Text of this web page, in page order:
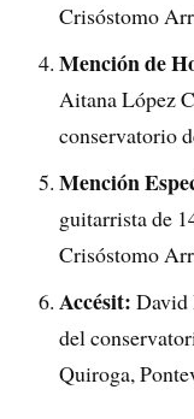
Crisóstomo
Mención de
Aitana López
conservatorio
Mención
guitarrista de
Crisóstomo
Accésit:David
del
Quiroga,